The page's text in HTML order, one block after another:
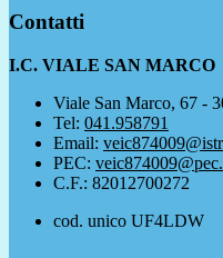
Contatti
I.C. VIALE SAN MARCO
Viale San Marco, 67 -
Tel: 041.958791
Email:
PEC:
C.F.: 82012700272
cod. unico UF4LDW